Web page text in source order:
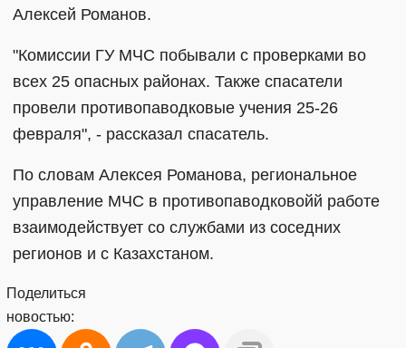
Алексей Романов.
"Комиссии ГУ МЧС побывали с проверками во
всех 25 опасных районах. Также спасатели
провели противопаводковые учения 25-26
февраля", - рассказал спасатель.
По словам Алексея Романова, региональное
управление МЧС в противопаводковойй работе
взаимодействует со службами из соседних
регионов и с Казахстаном.
Поделиться
новостью: